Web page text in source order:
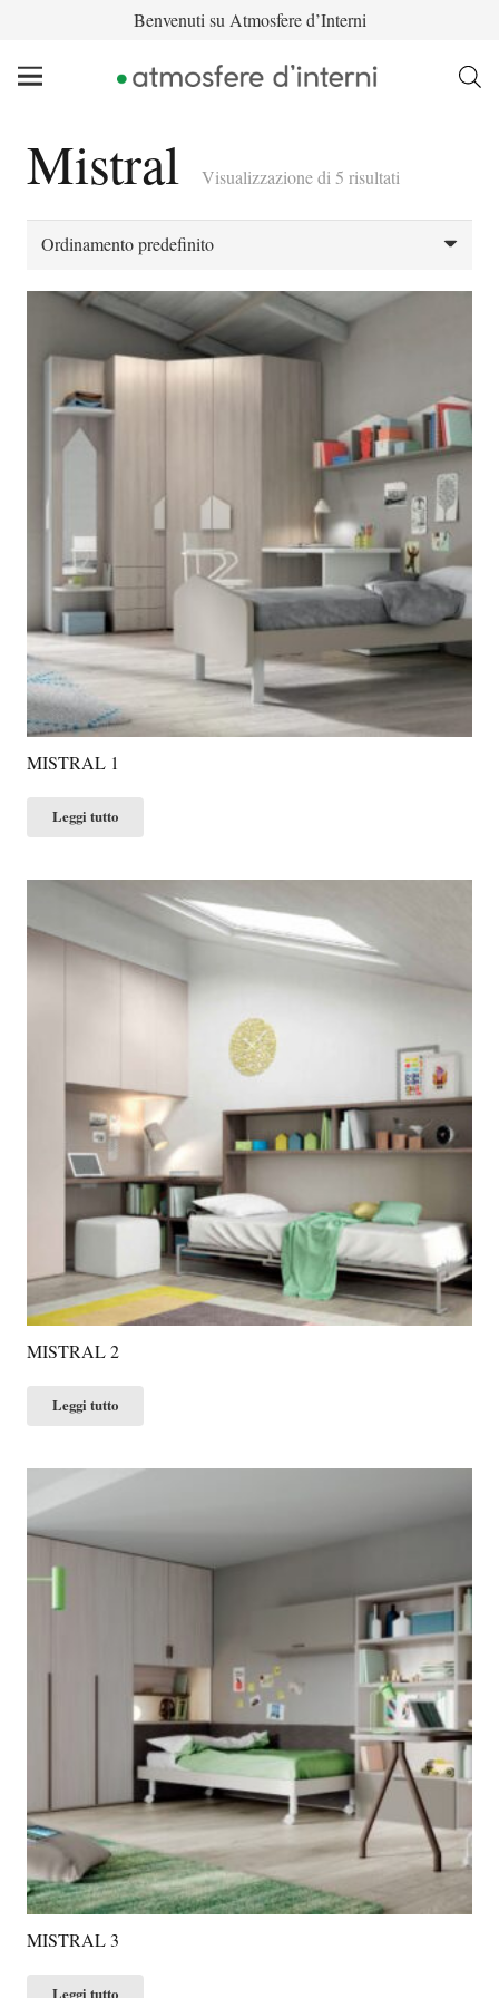
Benvenuti su Atmosfere d’Interni
Mistral Visualizzazione di 5 risultati
MISTRAL 1
Leggi tutto
MISTRAL 2
Leggi tutto
MISTRAL 3